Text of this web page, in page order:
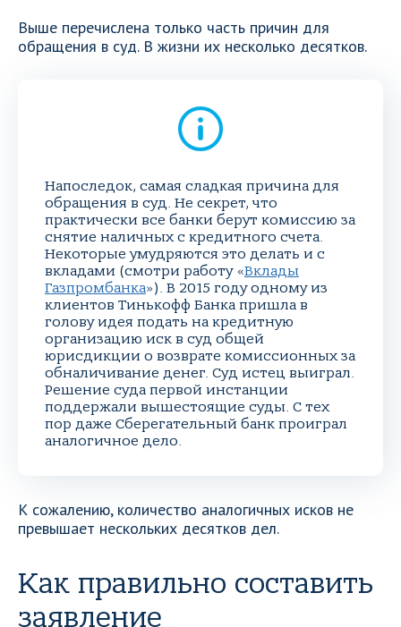
Выше перечислена только часть причин для
обращения в суд. В жизни их несколько десятков.
Напоследок, самая сладкая причина для
обращения в суд. Не секрет, что
практически все банки берут комиссию за
снятие наличных с кредитного счета.
Некоторые умудряются это делать и с
вкладами (смотри работу «Вклады
Газпромбанка»). В 2015 году одному из
клиентов Тинькофф Банка пришла в
голову идея подать на кредитную
организацию иск в суд общей
юрисдикции о возврате комиссионных за
обналичивание денег. Суд истец выиграл.
Решение суда первой инстанции
поддержали вышестоящие суды. С тех
пор даже Сберегательный банк проиграл
аналогичное дело.
К сожалению, количество аналогичных исков не
превышает нескольких десятков дел.
Как правильно составить
заявление